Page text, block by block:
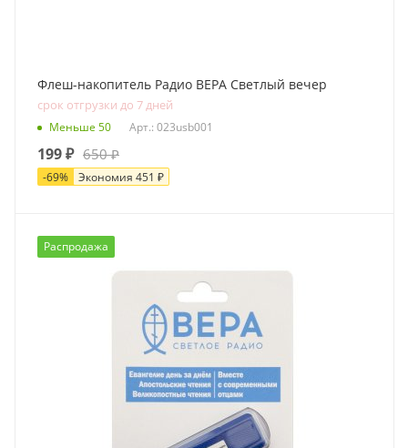
Флеш-накопитель Радио ВЕРА Светлый вечер
срок отгрузки до 7 дней
Меньше 50 Арт.: 023usb001
199₽ 650₽
-69% Экономия 451 ₽
Распродажа